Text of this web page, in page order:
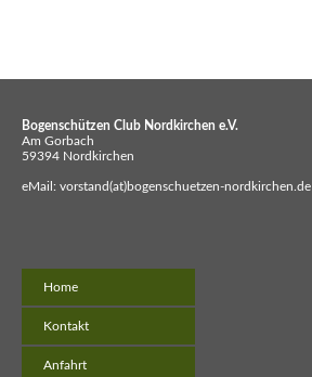
Bogenschützen Club Nordkirchen e.V.
Am Gorbach
59394 Nordkirchen
eMail: vorstand(at)bogenschuetzen-nordkirchen.de
Navigation
Home
Kontakt
Anfahrt